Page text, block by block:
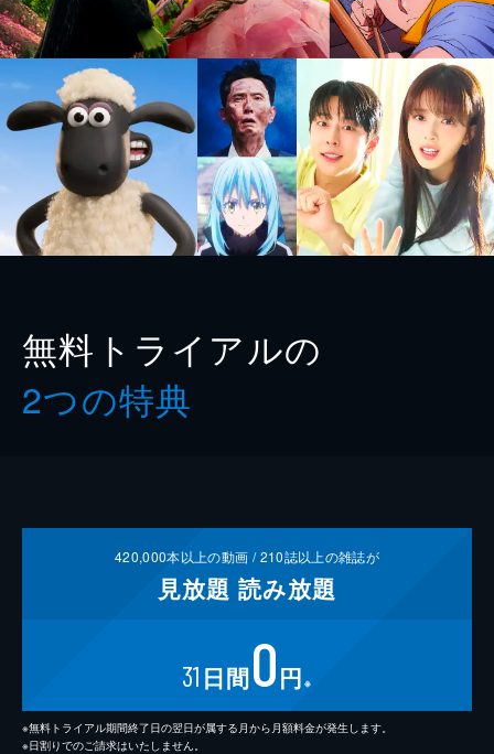
無料トライアルの
2つの特典
420,000本以上の動画 /210誌以上の雑誌が
見放題 読み放題
31 日間0円 ※
※無料トライアル期間終了日の翌日が属する月から月額料金が発生します。
※日割りでのご請求はいたしません。